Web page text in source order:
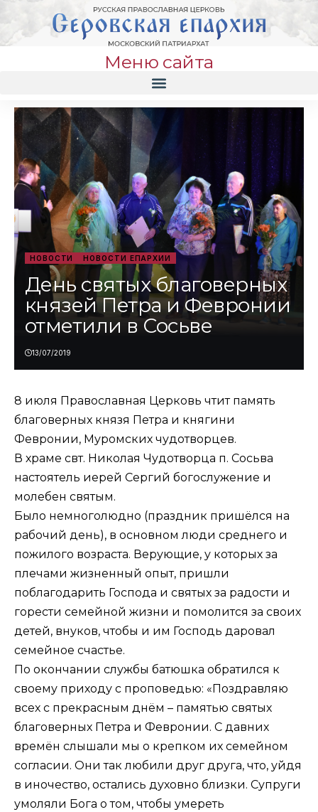
Меню сайта
НОВОСТИ НОВОСТИ ЕПАРХИИ
День святых благоверных
князей Петра и Февронии
отметили в Сосьве
13/07/2019
8 июля Православная Церковь чтит память
благоверных князя Петра и княгини
Февронии, Муромских чудотворцев.
В храме свт. Николая Чудотворца п. Сосьва
настоятель иерей Сергий богослужение и
молебен святым.
Было немноголюдно (праздник пришёлся на
рабочий день), в основном люди среднего и
пожилого возраста. Верующие, у которых за
плечами жизненный опыт, пришли
поблагодарить Господа и святых за радости и
горести семейной жизни и помолится за своих
детей, внуков, чтобы и им Господь даровал
семейное счастье.
По окончании службы батюшка обратился к
своему приходу с проповедью: «Поздравляю
всех с прекрасным днём – памятью святых
благоверных Петра и Февронии. С давних
времён слышали мы о крепком их семейном
согласии. Они так любили друг друга, что, уйдя
в иночество, остались духовно близки. Супруги
умоляли Бога о том, чтобы умереть